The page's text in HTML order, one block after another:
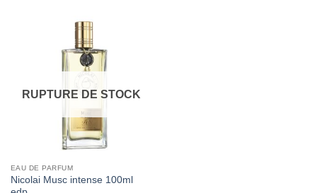
RUPTURE DE STOCK
EAU DE PARFUM
Nicolai Musc intense 100ml